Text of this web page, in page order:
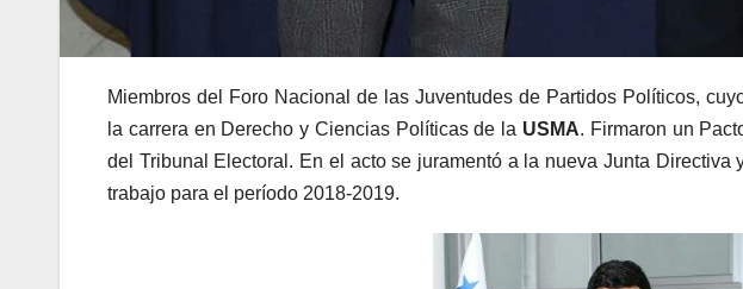
Miembros del Foro Nacional de las Juventudes de Partidos Políticos,
la carrera en Derecho y Ciencias Políticas de la USMA. Firmaron un
del Tribunal Electoral. En el acto se juramentó a la nueva Junta Directiva
trabajo para el período 2018-2019.